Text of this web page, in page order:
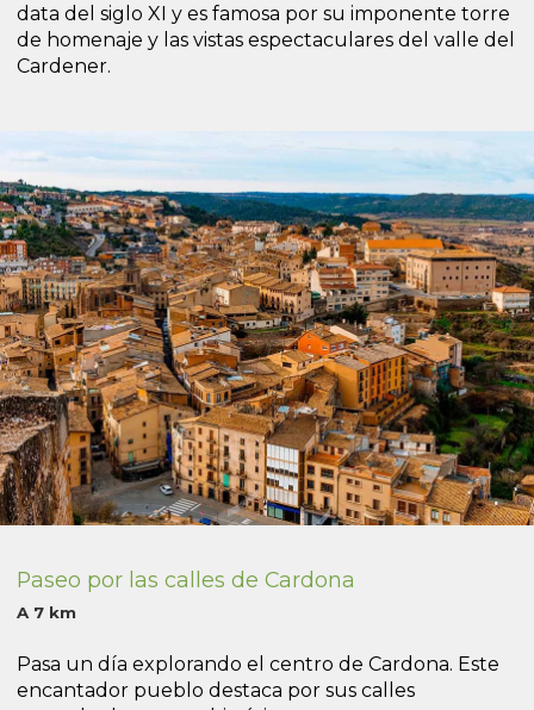
data del siglo XI y es famosa por su imponente torre
de homenaje y las vistas espectaculares del valle del
Cardener.
Paseo por las calles de Cardona
A 7 km
Pasa un día explorando el centro de Cardona. Este
encantador pueblo destaca por sus calles